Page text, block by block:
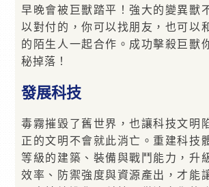
早晚會被巨獸踏平！強大的變異獸
以對付的，你可以找朋友，也可以
的陌生人一起合作。成功擊殺巨獸
秘掉落！
發展科技
毒霧摧毀了舊世界，也讓科技文明
正的文明不會就此消亡。重建科技
等級的建築、裝備與戰鬥能力，升
效率、防禦強度與資源產出，才能